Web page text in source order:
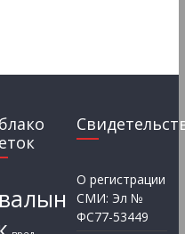
О регистрации
СМИ: Эл №
ФС77-53449